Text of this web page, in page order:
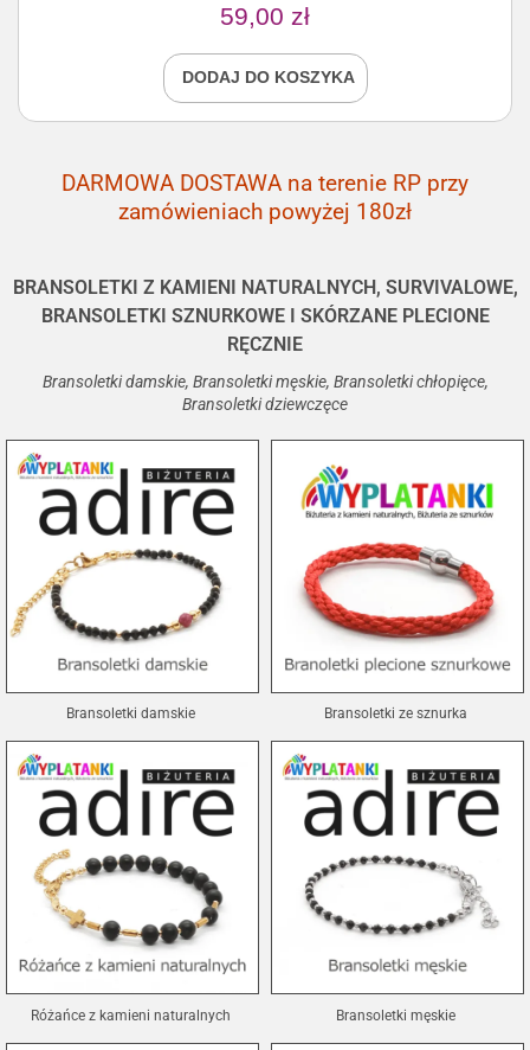
59,00 zł
DODAJ DO KOSZYKA
DARMOWA DOSTAWA na terenie RP przy
zamówieniach powyżej 180zł
BRANSOLETKI Z KAMIENI NATURALNYCH, SURVIVALOWE,
BRANSOLETKI SZNURKOWE I SKÓRZANE PLECIONE
RĘCZNIE
Bransoletki damskie, Bransoletki męskie, Bransoletki chłopięce,
Bransoletki dziewczęce
Bransoletki damskie Bransoletki ze sznurka
Różańce z kamieni naturalnych Bransoletki męskie